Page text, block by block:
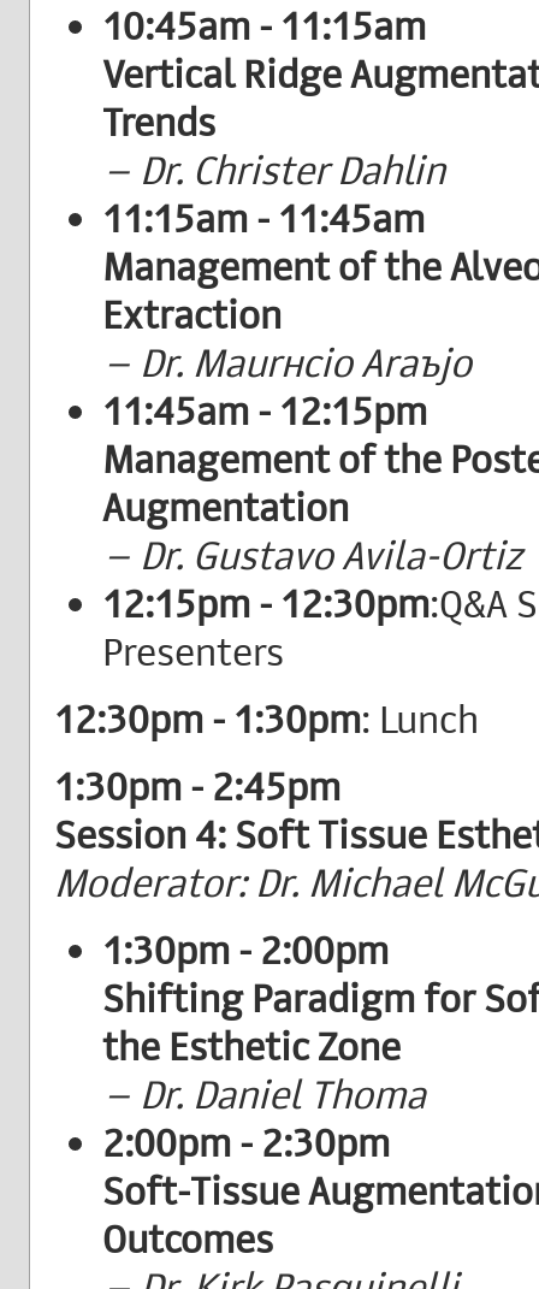
10:45am - 11:15am
Vertical Ridge
Trends
– Dr. Christer Dahlin
11:15am - 11:45am
Management of the
Extraction
– Dr. Maurнcio Araъjo
11:45am - 12:15pm
Management of the
Augmentation
– Dr. Gustavo Avila-Ortiz
12:15pm - 12:30pm:Q&A
Presenters
12:30pm - 1:30pm: Lunch
1:30pm - 2:45pm
Session 4: Soft Tissue
Moderator: Dr. Michael
1:30pm - 2:00pm
Shifting Paradigm for
the Esthetic Zone
– Dr. Daniel Thoma
2:00pm - 2:30pm
Soft-Tissue
Outcomes